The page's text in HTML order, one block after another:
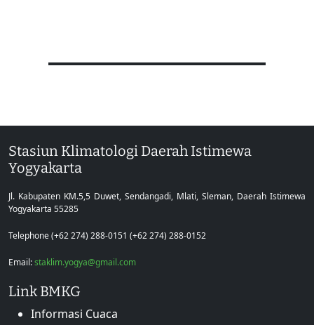
Stasiun Klimatologi Daerah Istimewa
Yogyakarta
Jl. Kabupaten KM.5,5 Duwet, Sendangadi, Mlati, Sleman, Daerah Istimewa
Yogyakarta 55285
Telephone (+62 274) 288-0151 (+62 274) 288-0152
Email:staklim.yogya@gmail.com
Link BMKG
Informasi Cuaca